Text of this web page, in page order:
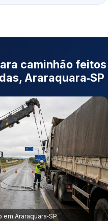
caminhão feitos
Araraquara‑SP
Araraquara‑SP